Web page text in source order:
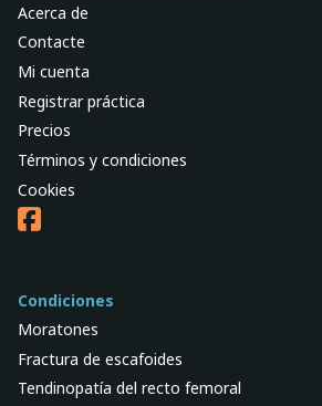
Acerca de
Contacte
Mi cuenta
Registrar práctica
Precios
Términos y condiciones
Cookies
Condiciones
Moratones
Fractura de escafoides
Tendinopatía del recto femoral